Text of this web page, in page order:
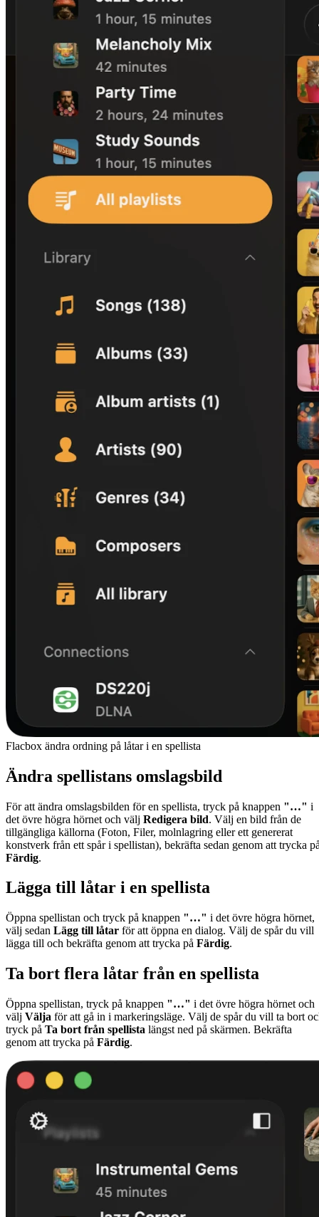
Flacbox ändra ordning på låtar i en spellista
Ändra spellistans omslagsbild
För att ändra omslagsbilden för en spellista, tryck på knappen "…" i
det övre högra hörnet och välj Redigera bild. Välj en bild från de
tillgängliga källorna (Foton, Filer, molnlagring eller ett genererat
konstverk från ett spår i spellistan), bekräfta sedan genom att trycka
Färdig.
Lägga till låtar i en spellista
Öppna spellistan och tryck på knappen "…" i det övre högra hörnet,
välj sedan Lägg till låtar för att öppna en dialog. Välj de spår du vill
lägga till och bekräfta genom att trycka på Färdig.
Ta bort flera låtar från en spellista
Öppna spellistan, tryck på knappen "…" i det övre högra hörnet och
välj Välja för att gå in i markeringsläge. Välj de spår du vill ta bort
tryck på Ta bort från spellista längst ned på skärmen. Bekräfta
genom att trycka på Färdig.